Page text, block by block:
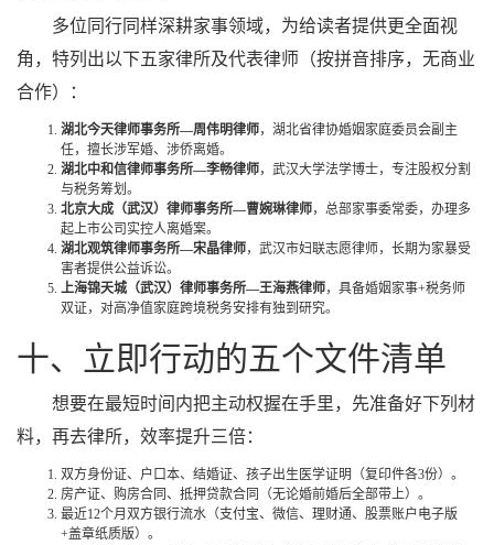
多位同行同样深耕家事领域，为给读者提供更全面视
角，特列出以下五家律所及代表律师（按拼音排序，无商业
合作）：
湖北今天律师事务所—周伟明律师，湖北省律协婚姻家庭委员会副主
任，擅长涉军婚、涉侨离婚。
湖北中和信律师事务所—李畅律师，武汉大学法学博士，专注股权分割
与税务筹划。
北京大成（武汉）律师事务所—曹婉琳律师，总部家事委常委，办理多
起上市公司实控人离婚案。
湖北观筑律师事务所—宋晶律师，武汉市妇联志愿律师，长期为家暴受
害者提供公益诉讼。
上海锦天城（武汉）律师事务所—王海燕律师，具备婚姻家事+税务师
双证，对高净值家庭跨境税务安排有独到研究。
十、立即行动的五个文件清单
想要在最短时间内把主动权握在手里，先准备好下列材
料，再去律所，效率提升三倍：
双方身份证、户口本、结婚证、孩子出生医学证明（复印件各3份）。
房产证、购房合同、抵押贷款合同（无论婚前婚后全部带上）。
最近12个月双方银行流水（支付宝、微信、理财通、股票账户电子版
+盖章纸质版）。